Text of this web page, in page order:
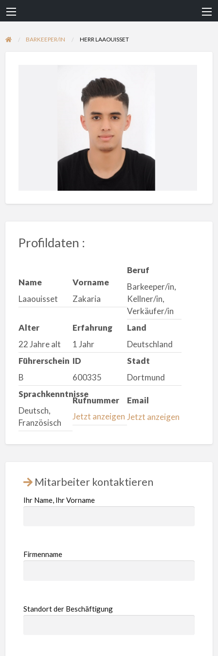
BARKEEPER/IN HERR LAAOUISSET
Profildaten :
Name
Laaouisset
Vorname
Zakaria
Beruf
Barkeeper/in,
Kellner/in,
Verkäufer/in
Alter
22 Jahre alt
Erfahrung
1 Jahr
Land
Deutschland
Führerschein
B
ID
600335
Stadt
Dortmund
Sprachkenntnisse
Deutsch,
Französisch
Rufnummer
Jetzt anzeigen
Email
Jetzt anzeigen
Mitarbeiter kontaktieren
Ihr Name, Ihr Vorname
Firmenname
Standort der Beschäftigung